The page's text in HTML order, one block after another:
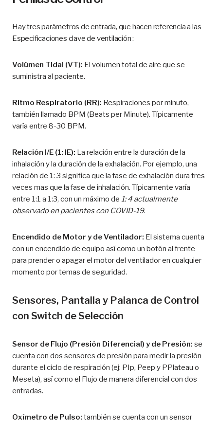
Hay tres parámetros de entrada, que hacen referencia a las
Especificaciones clave de ventilación :
Volúmen Tidal (VT): El volumen total de aire que se
suministra al paciente.
Ritmo Respiratorio (RR): Respiraciones por minuto,
también llamado BPM (Beats per Minute). Típicamente
varía entre 8-30 BPM.
Relación I/E (1: IE): La relación entre la duración de la
inhalación y la duración de la exhalación. Por ejemplo, una
relación de 1: 3 significa que la fase de exhalación dura tres
veces mas que la fase de inhalación. Típicamente varía
entre 1:1 a 1:3, con un máximo de 1: 4 actualmente
observado en pacientes con COVID-19.
Encendido de Motor y de Ventilador: El sistema cuenta
con un encendido de equipo así como un botón al frente
para prender o apagar el motor del ventilador en cualquier
momento por temas de seguridad.
Sensores, Pantalla y Palanca de Control
con Switch de Selección
Sensor de Flujo (Presión Diferencial) y de Presión: se
cuenta con dos sensores de presión para medir la presión
durante el ciclo de respiración (ej: PIp, Peep y PPlateau o
Meseta), así como el Flujo de manera diferencial con dos
entradas.
Oxímetro de Pulso: también se cuenta con un sensor